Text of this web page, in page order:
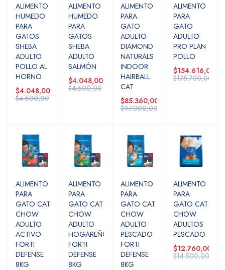
ALIMENTO
HUMEDO
PARA
GATOS
SHEBA
ADULTO
POLLO AL
HORNO
$4.048,00
$4.600,00
ALIMENTO
HUMEDO
PARA
GATOS
SHEBA
ADULTO
SALMÓN
$4.048,00
$4.600,00
ALIMENTO
PARA
GATO
ADULTO
DIAMOND
NATURALS
INDOOR
HAIRBALL
CAT
$85.360,00
$97.000,00
ALIMENTO
PARA
GATO
ADULTO
PRO PLAN
POLLO
$154.616,00
$175.700,00
ALIMENTO
PARA
GATO CAT
CHOW
ADULTO
ACTIVO
FORTI
DEFENSE
8KG
ALIMENTO
PARA
GATO CAT
CHOW
ADULTO
HOGAREÑO
FORTI
DEFENSE
8KG
ALIMENTO
PARA
GATO CAT
CHOW
ADULTO
PESCADO
FORTI
DEFENSE
8KG
ALIMENTO
PARA
GATO CAT
CHOW
ADULTOS
PESCADO
$12.760,00
$14.500,00